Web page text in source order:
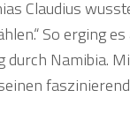
Claudius
So erging
durch Namibia.